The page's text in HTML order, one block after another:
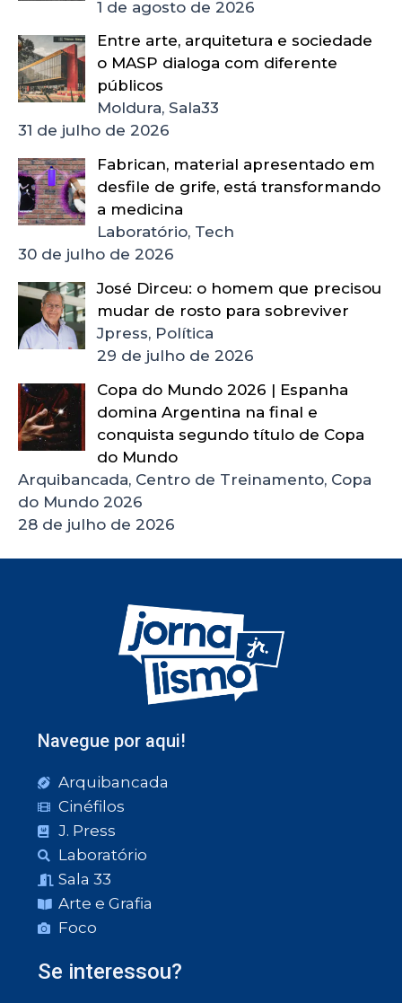
1 de agosto de 2026
Entre arte, arquitetura e sociedade
o MASP dialoga com diferente
públicos
Moldura, Sala33
31 de julho de 2026
Fabrican, material apresentado em
desfile de grife, está transformando
a medicina
Laboratório, Tech
30 de julho de 2026
José Dirceu: o homem que precisou
mudar de rosto para sobreviver
Jpress, Política
29 de julho de 2026
Copa do Mundo 2026 | Espanha
domina Argentina na final e
conquista segundo título de Copa
do Mundo
Arquibancada, Centro de Treinamento, Copa
do Mundo 2026
28 de julho de 2026
Navegue por aqui!
Arquibancada
Cinéfilos
J. Press
Laboratório
Sala 33
Arte e Grafia
Foco
Se interessou?